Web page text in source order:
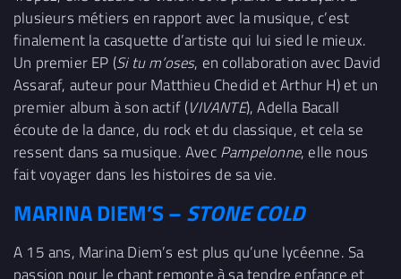
plusieurs métiers en rapport avec la musique, c’est
finalement la casquette d’artiste qui lui sied le mieux.
Un premier EP (Si tu m’oses, en collaboration avec David
Assaraf, auteur pour Matthieu Chedid et Arthur H) et un
premier album à son actif (VIVANTE), Adella Bacall
écoute de la dance, du rock et du classique, et cela se
ressent dans sa musique. Avec Pampelonne, elle nous
fait voyager dans les histoires de sa vie.
MARINA DIEM’S –STONE COLD
A 15 ans, Marina Diem’s est plus qu’une lycéenne. Sa
passion pour le chant remonte à sa tendre enfance et